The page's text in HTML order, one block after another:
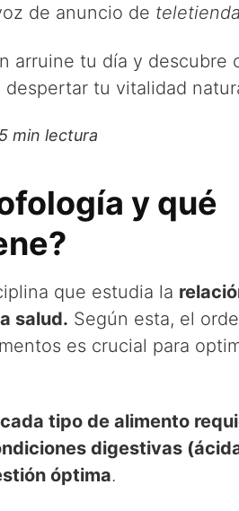
de anuncio de teletienda
arruine tu día y descubre
tu vitalidad
min lectura
y qué
que estudia la
salud. Según esta, el
es crucial para
cada tipo de alimento
digestivas
óptima.